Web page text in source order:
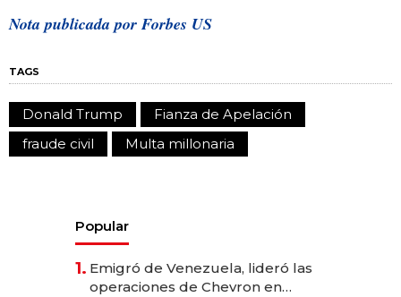
Nota publicada por Forbes US
TAGS
Donald Trump
Fianza de Apelación
fraude civil
Multa millonaria
Popular
1. Emigró de Venezuela, lideró las
operaciones de Chevron en